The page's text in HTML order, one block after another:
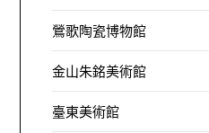
鶯歌陶瓷博物館
金山朱銘美術館
臺東美術館